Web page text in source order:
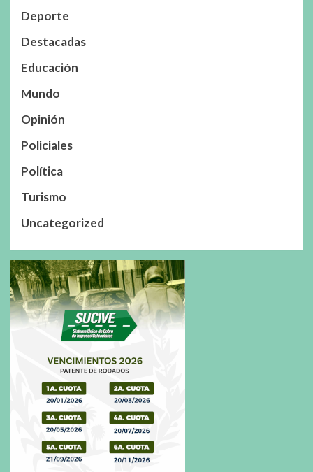
Deporte
Destacadas
Educación
Mundo
Opinión
Policiales
Política
Turismo
Uncategorized